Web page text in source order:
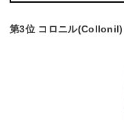
第3位 コロニル(Collonil)